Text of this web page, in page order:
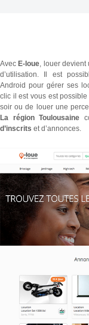
Avec E-loue, louer devient
d’utilisation. Il est
Android pour gérer ses
clic il est vous est
soir ou de louer une
La région Toulousaine
d’inscrits et d’annonces.